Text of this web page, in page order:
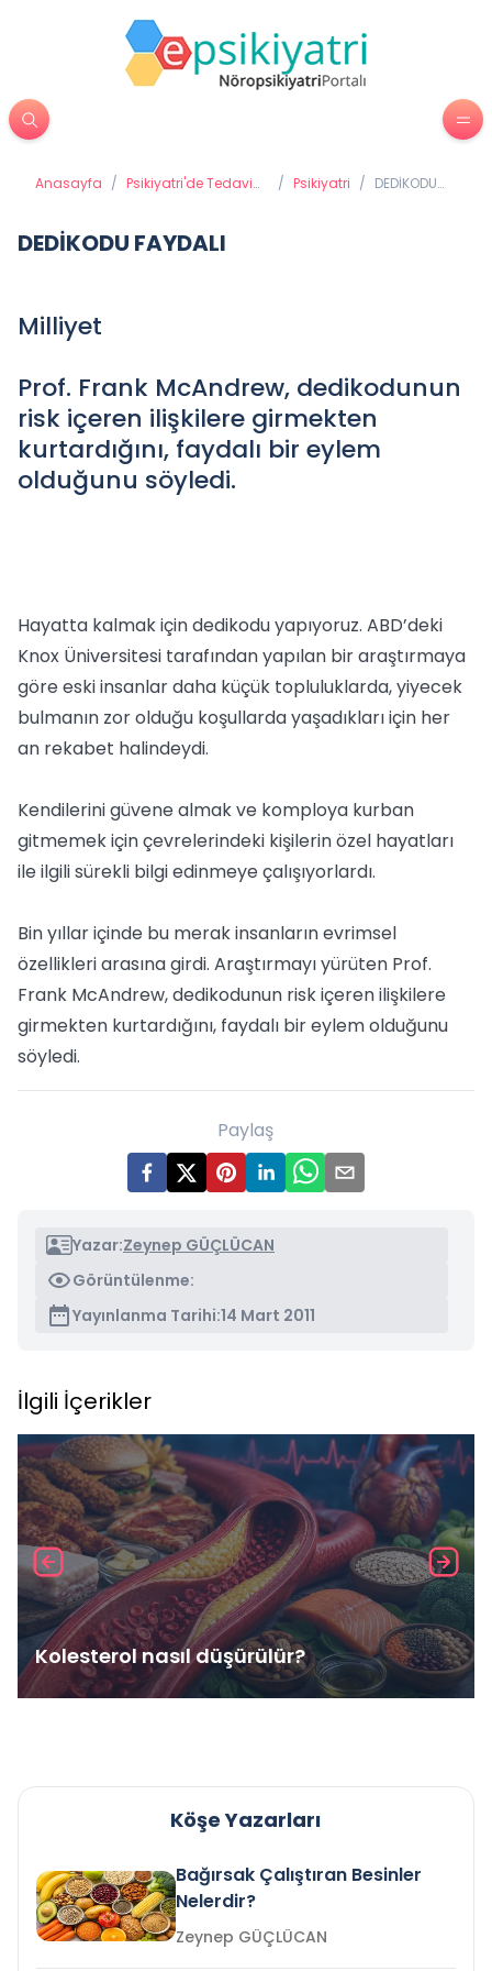
Anasayfa / Psikiyatri'de Tedavi
/ Psikiyatri / DEDİKODU
DEDİKODU FAYDALI
Milliyet
Prof. Frank McAndrew, dedikodunun
risk içeren ilişkilere girmekten
kurtardığını, faydalı bir eylem
olduğunu söyledi.
Hayatta kalmak için dedikodu yapıyoruz. ABD’deki
Knox Üniversitesi tarafından yapılan bir araştırmaya
göre eski insanlar daha küçük topluluklarda, yiyecek
bulmanın zor olduğu koşullarda yaşadıkları için her
an rekabet halindeydi.
Kendilerini güvene almak ve komploya kurban
gitmemek için çevrelerindeki kişilerin özel hayatları
ile ilgili sürekli bilgi edinmeye çalışıyorlardı.
Bin yıllar içinde bu merak insanların evrimsel
özellikleri arasına girdi. Araştırmayı yürüten Prof.
Frank McAndrew, dedikodunun risk içeren ilişkilere
girmekten kurtardığını, faydalı bir eylem olduğunu
söyledi.
Paylaş
Yazar:Zeynep GÜÇLÜCAN
Görüntülenme:
Yayınlanma Tarihi:14 Mart 2011
İlgili İçerikler
Kolesterol nasıl düşürülür?
Köşe Yazarları
Bağırsak Çalıştıran Besinler
Nelerdir?
Zeynep GÜÇLÜCAN